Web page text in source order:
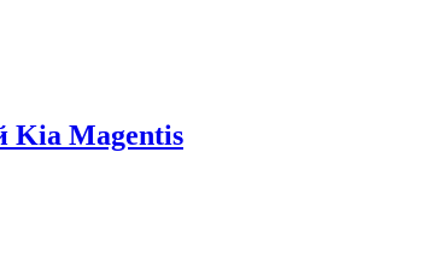
Kia Magentis